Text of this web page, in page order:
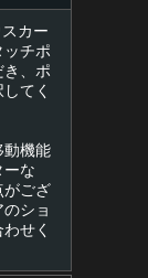
カー
ッチポ
き、ポ
てく
動機能
ーな
がござ
ショ
せく